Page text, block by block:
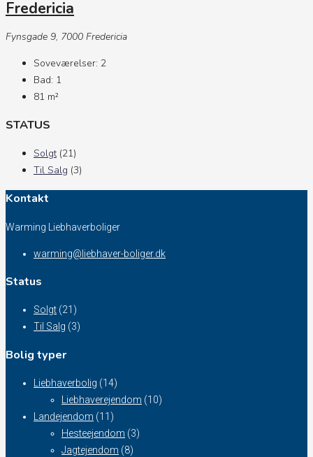
Fredericia
Fynsgade 9, 7000 Fredericia
Soveværelser: 2
Bad: 1
81 m²
STATUS
Solgt (21)
Til Salg (3)
Kontakt
Warming Liebhaverboliger
warming@liebhaver-boliger.dk
Status
Solgt (21)
Til Salg (3)
Bolig typer
Liebhaverbolig (14)
Liebhaverejendom (10)
Landejendom (11)
Hesteejendom (3)
Jagtejendom (8)